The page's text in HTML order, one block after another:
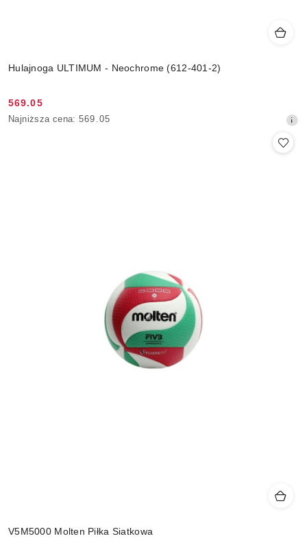
Hulajnoga ULTIMUM - Neochrome (612-401-2)
Cena
promocyjna:
569.05
Najniższa
Najniższa cena: 569.05
V5M5000 Molten Piłka Siatkowa